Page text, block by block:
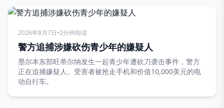
2026年8月7日•2分钟阅读
警方追捕涉嫌砍伤青少年的嫌疑人
墨尔本东部旺蒂尔纳发生一起青少年遭砍刀袭击事件，警方
正在追捕嫌疑人。受害者被抢走手机和价值10,000美元的电
动自行车。